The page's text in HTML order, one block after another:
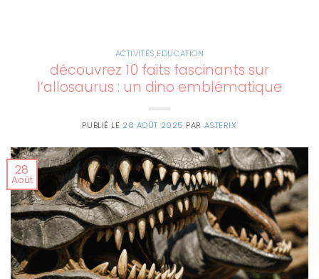
ACTIVITÉS,EDUCATION
découvrez 10 faits fascinants sur
l’allosaurus : un dino emblématique
PUBLIÉ LE 28 AOÛT 2025 PAR ASTERIX
28
Août